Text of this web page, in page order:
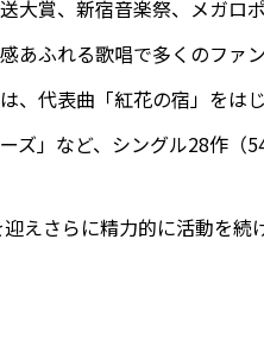
大賞、新宿音楽祭、メガロ
あふれる歌唱で多くのファ
、代表曲「紅花の宿」をは
ズ」など、シングル28作（
えさらに精力的に活動を